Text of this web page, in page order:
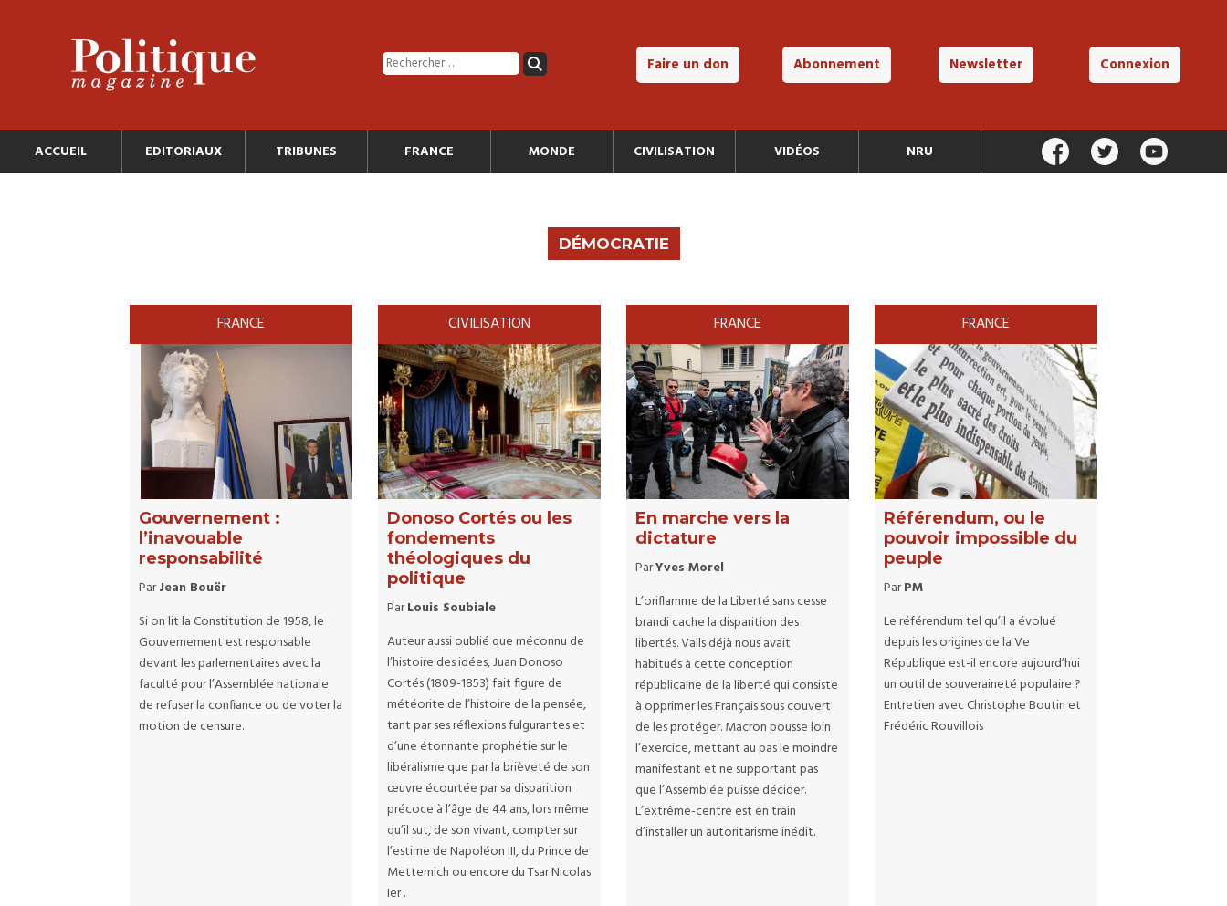
Faire un don Abonnement Newsletter Connexion
ACCUEIL EDITORIAUX TRIBUNES FRANCE MONDE CIVILISATION VIDÉOS NRU
DÉMOCRATIE
FRANCE
Gouvernement :
l’inavouable
responsabilité
ParJean Bouër
Si on lit la Constitution de 1958, le
Gouvernement est responsable
devant les parlementaires avec la
faculté pour l’Assemblée nationale
de refuser la confiance ou de voter la
motion de censure.
CIVILISATION
Donoso Cortés ou les
fondements
théologiques du
politique
ParLouis Soubiale
Auteur aussi oublié que méconnu de
l’histoire des idées, Juan Donoso
Cortés (1809-1853) fait figure de
météorite de l’histoire de la pensée,
tant par ses réflexions fulgurantes et
d’une étonnante prophétie sur le
libéralisme que par la brièveté de son
œuvre écourtée par sa disparition
précoce à l’âge de 44 ans, lors même
qu’il sut, de son vivant, compter sur
l’estime de Napoléon III, du Prince de
Metternich ou encore du Tsar Nicolas
Ier .
FRANCE
En marche vers la
dictature
ParYves Morel
L’oriflamme de la Liberté sans cesse
brandi cache la disparition des
libertés. Valls déjà nous avait
habitués à cette conception
républicaine de la liberté qui consiste
à opprimer les Français sous couvert
de les protéger. Macron pousse loin
l’exercice, mettant au pas le moindre
manifestant et ne supportant pas
que l’Assemblée puisse décider.
L’extrême-centre est en train
d’installer un autoritarisme inédit.
FRANCE
Référendum, ou le
pouvoir impossible du
peuple
ParPM
Le référendum tel qu’il a évolué
depuis les origines de la Ve
République est-il encore aujourd’hui
un outil de souveraineté populaire ?
Entretien avec Christophe Boutin et
Frédéric Rouvillois